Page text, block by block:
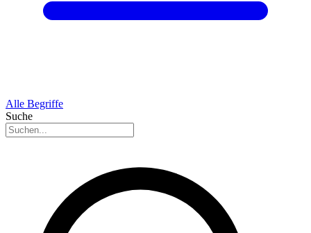
Alle Begriffe
Suche